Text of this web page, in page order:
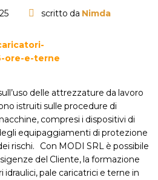
scritto da Nimda
delle attrezzature da lavoro
istruiti sulle procedure di
compresi i dispositivi di
equipaggiamenti di protezione
rischi. Con MODI SRL è possibile
del Cliente, la formazione
pale caricatrici e terne in